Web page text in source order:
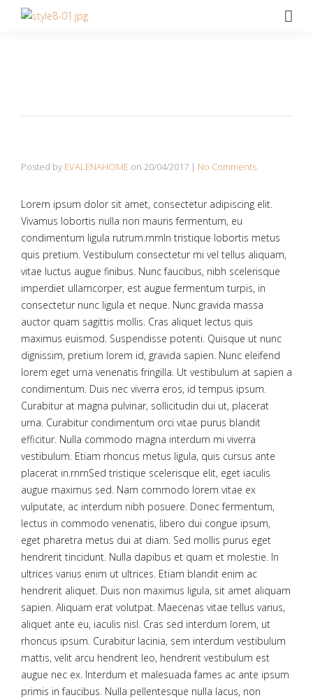
Posted by EVALENAHOME on 20/04/2017 | No Comments
Lorem ipsum dolor sit amet, consectetur adipiscing elit.
Vivamus lobortis nulla non mauris fermentum, eu
condimentum ligula rutrum.rnrnIn tristique lobortis metus
quis pretium. Vestibulum consectetur mi vel tellus aliquam,
vitae luctus augue finibus. Nunc faucibus, nibh scelerisque
imperdiet ullamcorper, est augue fermentum turpis, in
consectetur nunc ligula et neque. Nunc gravida massa
auctor quam sagittis mollis. Cras aliquet lectus quis
maximus euismod. Suspendisse potenti. Quisque ut nunc
dignissim, pretium lorem id, gravida sapien. Nunc eleifend
lorem eget urna venenatis fringilla. Ut vestibulum at sapien a
condimentum. Duis nec viverra eros, id tempus ipsum.
Curabitur at magna pulvinar, sollicitudin dui ut, placerat
urna. Curabitur condimentum orci vitae purus blandit
efficitur. Nulla commodo magna interdum mi viverra
vestibulum. Etiam rhoncus metus ligula, quis cursus ante
placerat in.rnrnSed tristique scelerisque elit, eget iaculis
augue maximus sed. Nam commodo lorem vitae ex
vulputate, ac interdum nibh posuere. Donec fermentum,
lectus in commodo venenatis, libero dui congue ipsum,
eget pharetra metus dui at diam. Sed mollis purus eget
hendrerit tincidunt. Nulla dapibus et quam et molestie. In
ultrices varius enim ut ultrices. Etiam blandit enim ac
hendrerit aliquet. Duis non maximus ligula, sit amet aliquam
sapien. Aliquam erat volutpat. Maecenas vitae tellus varius,
aliquet ante eu, iaculis nisl. Cras sed interdum lorem, ut
rhoncus ipsum. Curabitur lacinia, sem interdum vestibulum
mattis, velit arcu hendrerit leo, hendrerit vestibulum est
augue nec ex. Interdum et malesuada fames ac ante ipsum
primis in faucibus. Nulla pellentesque nulla lacus, non